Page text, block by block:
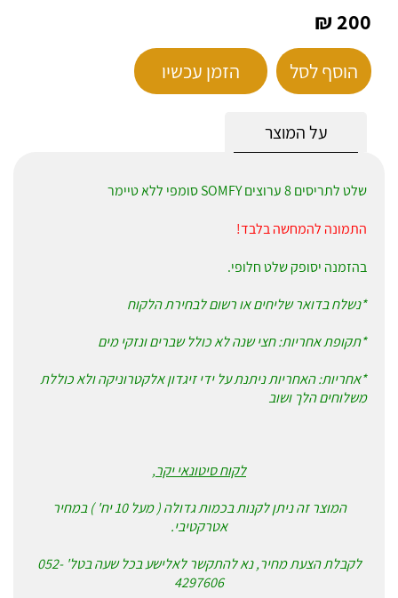
200 ₪
הוסף לסל הזמן עכשיו
על המוצר
שלט לתריסים 8 ערוצים SOMFY סומפי ללא טיימר
התמונה להמחשה בלבד!
בהזמנה יסופק שלט חלופי.
*נשלח בדואר שליחים או רשום לבחירת הלקוח
*תקופת אחריות: חצי שנה לא כולל שברים ונזקי מים
*אחריות: האחריות ניתנת על ידי זיגדון אלקטרוניקה ולא כוללת
משלוחים הלך ושוב
לקוח סיטונאי יקר,
המוצר זה ניתן לקנות בכמות גדולה ( מעל 10 יח' ) במחיר
אטרקטיבי.
לקבלת הצעת מחיר, נא להתקשר לאלישע בכל שעה בטל' 052-
4297606